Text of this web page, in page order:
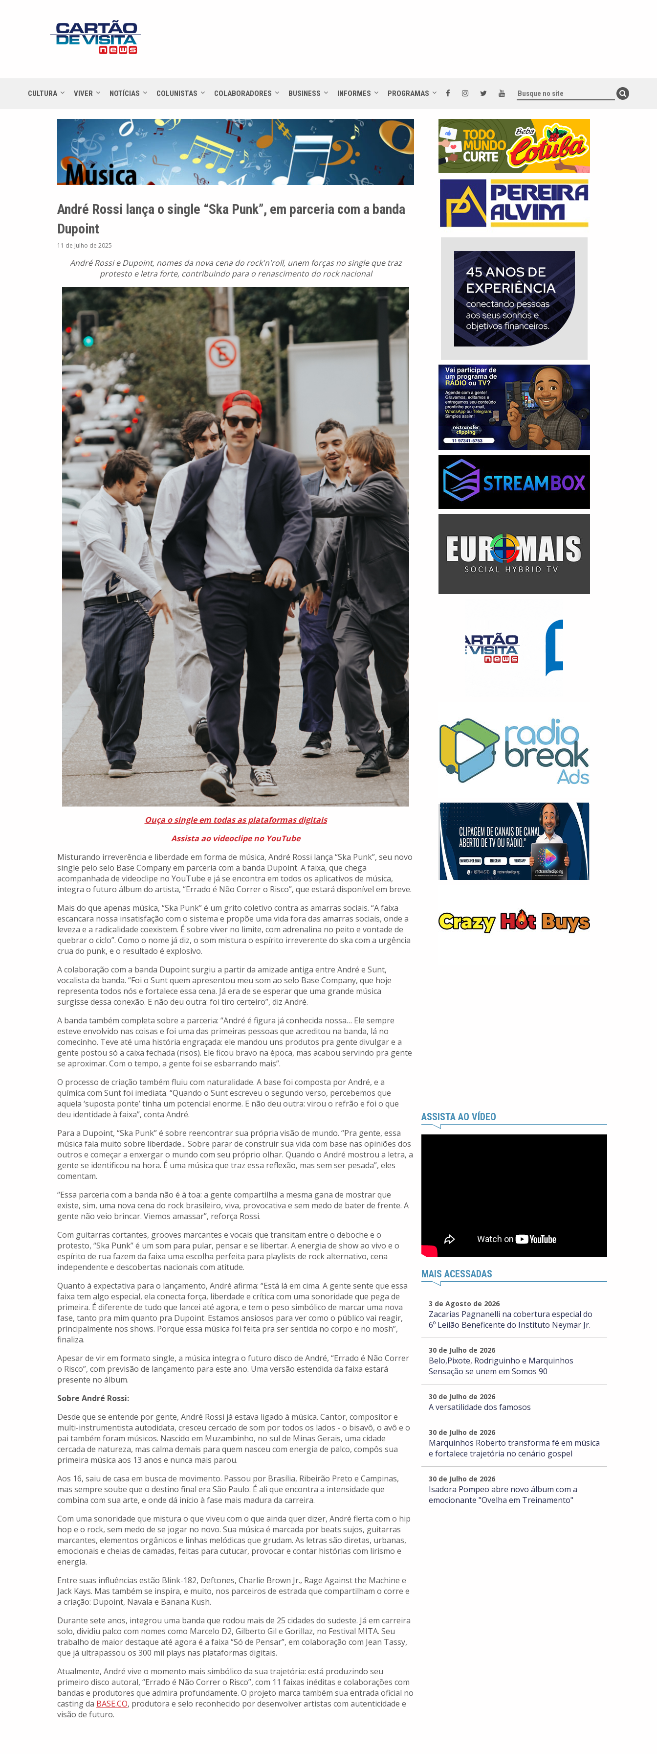
CULTURA VIVER NOTÍCIAS COLUNISTAS COLABORADORES BUSINESS INFORMES PROGRAMAS
André Rossi lança o single “Ska Punk”, em parceria com a banda
Dupoint
11 de Julho de 2025
André Rossi e Dupoint, nomes da nova cena do rock'n'roll, unem forças no single que traz
protesto e letra forte, contribuindo para o renascimento do rock nacional
Ouça o single em todas as plataformas digitais
Assista ao videoclipe no YouTube
Misturando irreverência e liberdade em forma de música, André Rossi lança “Ska Punk”, seu novo
single pelo selo Base Company em parceria com a banda Dupoint. A faixa, que chega
acompanhada de videoclipe no YouTube e já se encontra em todos os aplicativos de música,
integra o futuro álbum do artista, “Errado é Não Correr o Risco”, que estará disponível em breve.
Mais do que apenas música, “Ska Punk” é um grito coletivo contra as amarras sociais. “A faixa
escancara nossa insatisfação com o sistema e propõe uma vida fora das amarras sociais, onde a
leveza e a radicalidade coexistem. É sobre viver no limite, com adrenalina no peito e vontade de
quebrar o ciclo”. Como o nome já diz, o som mistura o espírito irreverente do ska com a urgência
crua do punk, e o resultado é explosivo.
A colaboração com a banda Dupoint surgiu a partir da amizade antiga entre André e Sunt,
vocalista da banda. “Foi o Sunt quem apresentou meu som ao selo Base Company, que hoje
representa todos nós e fortalece essa cena. Já era de se esperar que uma grande música
surgisse dessa conexão. E não deu outra: foi tiro certeiro”, diz André.
A banda também completa sobre a parceria: “André é figura já conhecida nossa… Ele sempre
esteve envolvido nas coisas e foi uma das primeiras pessoas que acreditou na banda, lá no
comecinho. Teve até uma história engraçada: ele mandou uns produtos pra gente divulgar e a
gente postou só a caixa fechada (risos). Ele ficou bravo na época, mas acabou servindo pra gente
se aproximar. Com o tempo, a gente foi se esbarrando mais”.
O processo de criação também fluiu com naturalidade. A base foi composta por André, e a
química com Sunt foi imediata. “Quando o Sunt escreveu o segundo verso, percebemos que
aquela ‘suposta ponte’ tinha um potencial enorme. E não deu outra: virou o refrão e foi o que
deu identidade à faixa”, conta André.
Para a Dupoint, “Ska Punk” é sobre reencontrar sua própria visão de mundo. “Pra gente, essa
música fala muito sobre liberdade... Sobre parar de construir sua vida com base nas opiniões dos
outros e começar a enxergar o mundo com seu próprio olhar. Quando o André mostrou a letra, a
gente se identificou na hora. É uma música que traz essa reflexão, mas sem ser pesada”, eles
comentam.
“Essa parceria com a banda não é à toa: a gente compartilha a mesma gana de mostrar que
existe, sim, uma nova cena do rock brasileiro, viva, provocativa e sem medo de bater de frente. A
gente não veio brincar. Viemos amassar”, reforça Rossi.
Com guitarras cortantes, grooves marcantes e vocais que transitam entre o deboche e o
protesto, “Ska Punk” é um som para pular, pensar e se libertar. A energia de show ao vivo e o
espírito de rua fazem da faixa uma escolha perfeita para playlists de rock alternativo, cena
independente e descobertas nacionais com atitude.
Quanto à expectativa para o lançamento, André afirma: “Está lá em cima. A gente sente que essa
faixa tem algo especial, ela conecta força, liberdade e crítica com uma sonoridade que pega de
primeira. É diferente de tudo que lancei até agora, e tem o peso simbólico de marcar uma nova
fase, tanto pra mim quanto pra Dupoint. Estamos ansiosos para ver como o público vai reagir,
principalmente nos shows. Porque essa música foi feita pra ser sentida no corpo e no mosh”,
finaliza.
Apesar de vir em formato single, a música integra o futuro disco de André, “Errado é Não Correr
o Risco”, com previsão de lançamento para este ano. Uma versão estendida da faixa estará
presente no álbum.
Sobre André Rossi:
Desde que se entende por gente, André Rossi já estava ligado à música. Cantor, compositor e
multi-instrumentista autodidata, cresceu cercado de som por todos os lados - o bisavô, o avô e o
pai também foram músicos. Nascido em Muzambinho, no sul de Minas Gerais, uma cidade
cercada de natureza, mas calma demais para quem nasceu com energia de palco, compôs sua
primeira música aos 13 anos e nunca mais parou.
Aos 16, saiu de casa em busca de movimento. Passou por Brasília, Ribeirão Preto e Campinas,
mas sempre soube que o destino final era São Paulo. É ali que encontra a intensidade que
combina com sua arte, e onde dá início à fase mais madura da carreira.
Com uma sonoridade que mistura o que viveu com o que ainda quer dizer, André flerta com o hip
hop e o rock, sem medo de se jogar no novo. Sua música é marcada por beats sujos, guitarras
marcantes, elementos orgânicos e linhas melódicas que grudam. As letras são diretas, urbanas,
emocionais e cheias de camadas, feitas para cutucar, provocar e contar histórias com lirismo e
energia.
Entre suas influências estão Blink-182, Deftones, Charlie Brown Jr., Rage Against the Machine e
Jack Kays. Mas também se inspira, e muito, nos parceiros de estrada que compartilham o corre e
a criação: Dupoint, Navala e Banana Kush.
Durante sete anos, integrou uma banda que rodou mais de 25 cidades do sudeste. Já em carreira
solo, dividiu palco com nomes como Marcelo D2, Gilberto Gil e Gorillaz, no Festival MITA. Seu
trabalho de maior destaque até agora é a faixa “Só de Pensar”, em colaboração com Jean Tassy,
que já ultrapassou os 300 mil plays nas plataformas digitais.
Atualmente, André vive o momento mais simbólico da sua trajetória: está produzindo seu
primeiro disco autoral, “Errado é Não Correr o Risco”, com 11 faixas inéditas e colaborações com
bandas e produtores que admira profundamente. O projeto marca também sua entrada oficial no
casting da BASE.CO, produtora e selo reconhecido por desenvolver artistas com autenticidade e
visão de futuro.
ASSISTA AO VÍDEO
MAIS ACESSADAS
3 de Agosto de 2026
Zacarias Pagnanelli na cobertura especial do
6º Leilão Beneficente do Instituto Neymar Jr.
30 de Julho de 2026
Belo,Pixote, Rodriguinho e Marquinhos
Sensação se unem em Somos 90
30 de Julho de 2026
A versatilidade dos famosos
30 de Julho de 2026
Marquinhos Roberto transforma fé em música
e fortalece trajetória no cenário gospel
30 de Julho de 2026
Isadora Pompeo abre novo álbum com a
emocionante "Ovelha em Treinamento"